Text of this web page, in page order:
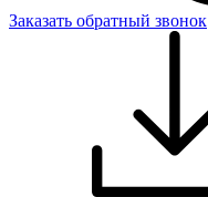
Заказать обратный звонок